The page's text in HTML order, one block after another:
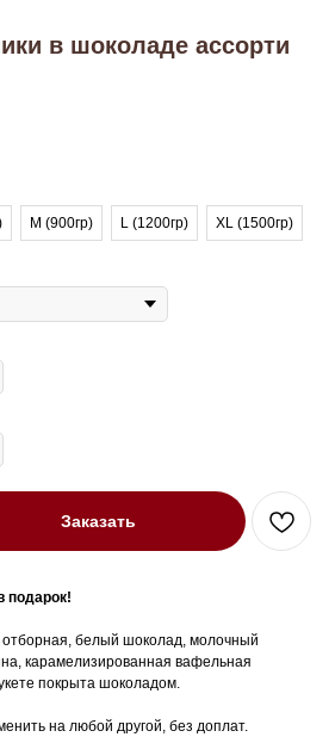
в шоколаде ассорти
M (900гр) L (1200гр) XL (1500гр)
Заказать
подарок!
отборная, белый шоколад, молочный
карамелизированная вафельная
покрыта шоколадом.
на любой другой, без доплат.